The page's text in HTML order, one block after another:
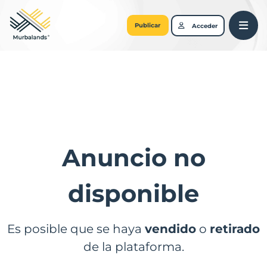
Publicar Acceder
Anuncio no
disponible
Es posible que se haya vendido o retirado
de la plataforma.